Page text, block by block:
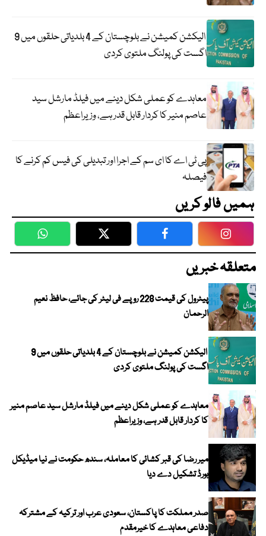
الیکشن کمیشن نے بلوچستان کے 4 بلدیاتی حلقوں میں 9
اگست کی پولنگ ملتوی کردی
معاہدے کو عملی شکل دینے میں فیلڈ مارشل سید
عاصم منیر کا کردار قابل قدر ہے، وزیراعظم
پی ٹی اے کا ای سم کے اجرا اور تبدیلی کی فیس کم کرنے کا
فیصلہ
ہمیں فالو کریں
WhatsApp Twitter Facebook
متعلقہ خبریں
پیٹرول کی قیمت 228 روپے فی لیٹر کی جائے، حافظ نعیم
الرحمان
الیکشن کمیشن نے بلوچستان کے 4 بلدیاتی حلقوں میں 9
اگست کی پولنگ ملتوی کردی
معاہدے کو عملی شکل دینے میں فیلڈ مارشل سید عاصم منیر
کا کردار قابل قدر ہے، وزیراعظم
میر رضا کی قبر کشائی کا معاملہ، سندھ حکومت نے نیا میڈیکل
بورڈ تشکیل دے دیا
صدر مملکت کا پاکستان، سعودی عرب اور ترکیہ کے مشترکہ
دفاعی معاہدے کا خیرمقدم